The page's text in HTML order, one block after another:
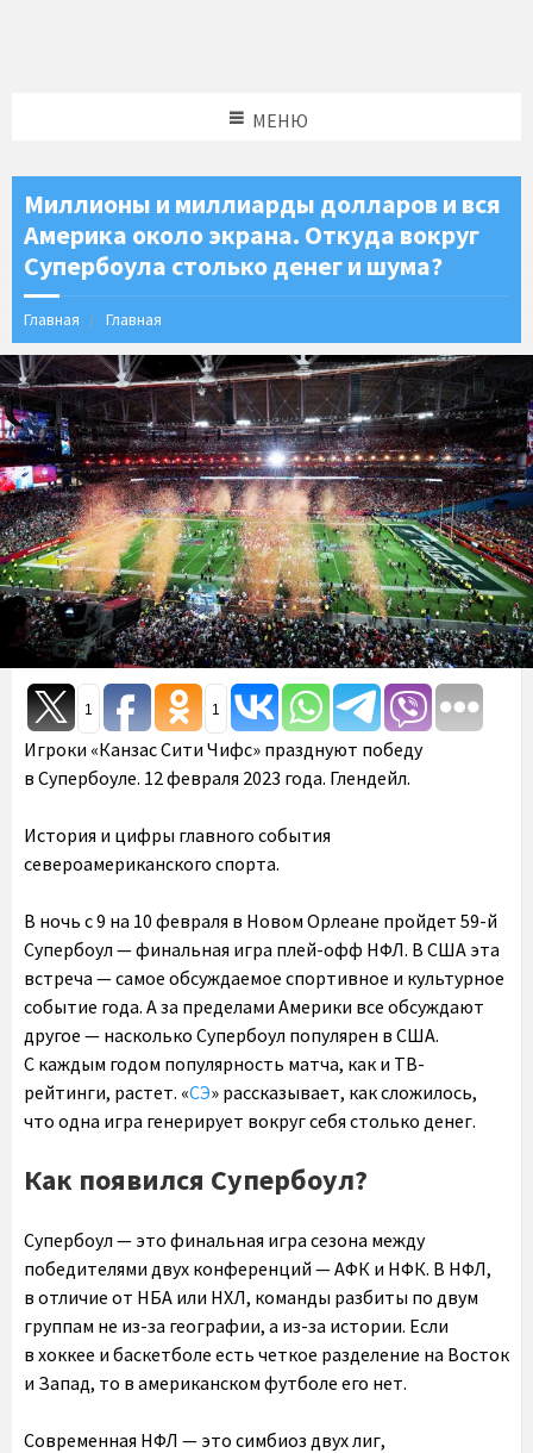
МЕНЮ
Миллионы и миллиарды долларов и вся
Америка около экрана. Откуда вокруг
Супербоула столько денег и шума?
Главная Главная
1 1
Игроки «Канзас Сити Чифс» празднуют победу
в Супербоуле. 12 февраля 2023 года. Глендейл.
История и цифры главного события
североамериканского спорта.
В ночь с 9 на 10 февраля в Новом Орлеане пройдет 59-й
Супербоул — финальная игра плей-офф НФЛ. В США эта
встреча — самое обсуждаемое спортивное и культурное
событие года. А за пределами Америки все обсуждают
другое — насколько Супербоул популярен в США.
С каждым годом популярность матча, как и ТВ-
рейтинги, растет. «СЭ» рассказывает, как сложилось,
что одна игра генерирует вокруг себя столько денег.
Как появился Супербоул?
Супербоул — это финальная игра сезона между
победителями двух конференций — АФК и НФК. В НФЛ,
в отличие от НБА или НХЛ, команды разбиты по двум
группам не из-за географии, а из-за истории. Если
в хоккее и баскетболе есть четкое разделение на Восток
и Запад, то в американском футболе его нет.
Современная НФЛ — это симбиоз двух лиг,